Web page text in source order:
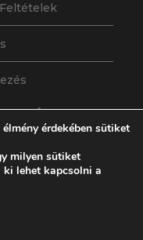
Csokoládé
Hírlevelünk
információkhoz
várjuk
érdekében sütiket
milyen sütiket
ki lehet kapcsolni a